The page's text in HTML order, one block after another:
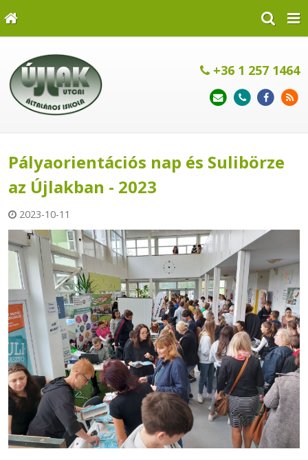
+36 1 257 1464
Pályaorientációs nap és Sulibörze
az Újlakban - 2023
2023-10-11